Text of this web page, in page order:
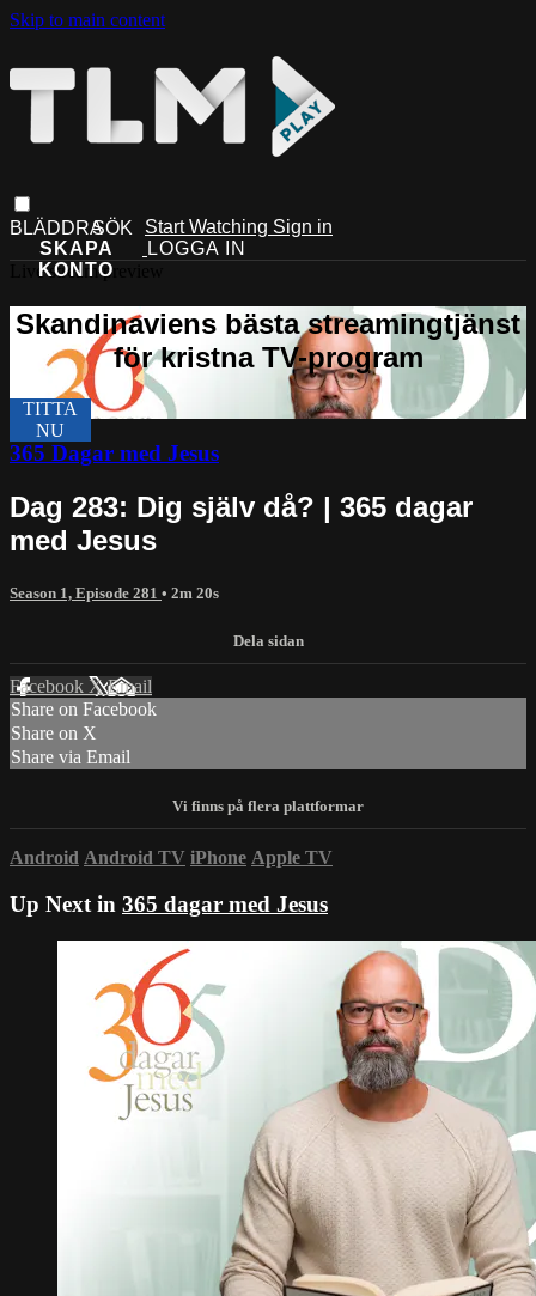
Skip to main content
Start Watching Sign in
Live stream preview
365 Dagar med Jesus
Dag 283: Dig själv då? | 365 dagar
med Jesus
Season 1, Episode 281 • 2m 20s
Facebook XEmail
Share on Facebook
Share on X
Share via Email
Android Android TV iPhone Apple TV
Up Next in 365 dagar med Jesus